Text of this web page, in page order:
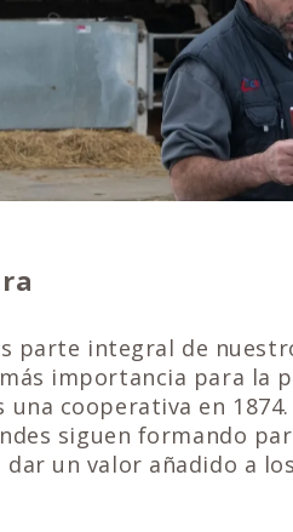
parte integral de
importancia para la
una cooperativa en
siguen formando
un valor añadido a